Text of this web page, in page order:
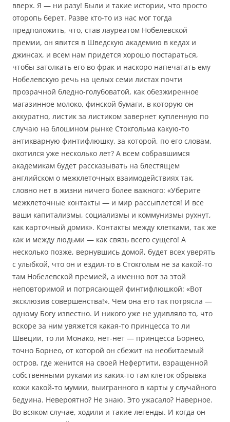
вверх. Я — ни разу! Были и такие истории, что просто
оторопь берет. Разве кто-то из нас мог тогда
предположить, что, став лауреатом Нобелевской
премии, он явится в Шведскую академию в кедах и
джинсах, и всем нам придется хорошо постараться,
чтобы затолкать его во фрак и наскоро напечатать ему
Нобелевскую речь на целых семи листах почти
прозрачной бледно-голубоватой, как обезжиренное
магазинное молоко, финской бумаги, в которую он
аккуратно, листик за листиком завернет купленную по
случаю на блошином рынке Стокгольма какую-то
антикварную финтифлюшку, за которой, по его словам,
охотился уже несколько лет? А всем собравшимся
академикам будет рассказывать на блестящем
английском о межклеточных взаимодействиях так,
словно нет в жизни ничего более важного: «Уберите
межклеточные контакты — и мир рассыплется! И все
ваши капитализмы, социализмы и коммунизмы рухнут,
как карточный домик». Контакты между клетками, так же
как и между людьми — как связь всего сущего! А
несколько позже, вернувшись домой, будет всех уверять
с улыбкой, что он и ездил-то в Стокгольм не за какой-то
там Нобелевской премией, а именно вот за этой
неповторимой и потрясающей финтифлюшкой: «Вот
эксклюзив совершенства!». Чем она его так потрясла —
одному Богу известно. И никого уже не удивляло то, что
вскоре за ним увяжется какая-то принцесса то ли
Швеции, то ли Монако, нет-нет — принцесса Борнео,
точно Борнео, от которой он сбежит на необитаемый
остров, где женится на своей Нефертити, взращенной
собственными руками из каких-то там клеток обрывка
кожи какой-то мумии, выигранного в карты у случайного
бедуина. Невероятно? Не знаю. Это ужасало? Наверное.
Во всяком случае, ходили и такие легенды. И когда он